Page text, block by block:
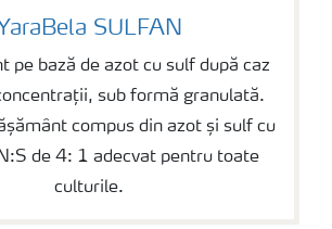
YaraBela SULFAN
pe bază de azot cu sulf după caz
sub formă granulată.
compus din azot și sulf cu
de 4: 1 adecvat pentru toate
culturile.